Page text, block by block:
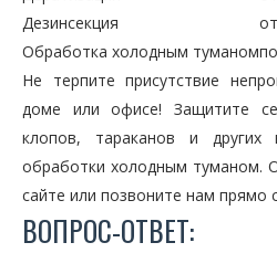
Дезинсекция
Обработка холодным туманом
Не терпите присутствие
доме или офисе! Защитите
клопов, тараканов и
обработки холодным туманом.
сайте или позвоните нам прямо
ВОПРОС-ОТВЕТ: